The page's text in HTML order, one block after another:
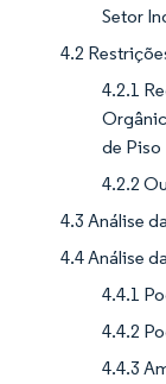
Setor
4.2
4.2.1
de Piso
4.2.2
4.3 Análise
4.4 Análise
4.4.1
4.4.2
4.4.3